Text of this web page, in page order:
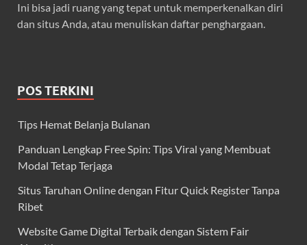
Ini bisa jadi ruang yang tepat untuk memperkenalkan diri
dan situs Anda, atau menuliskan daftar penghargaan.
POS TERKINI
Tips Hemat Belanja Bulanan
Panduan Lengkap Free Spin: Tips Viral yang Membuat
Modal Tetap Terjaga
Situs Taruhan Online dengan Fitur Quick Register Tanpa
Ribet
Website Game Digital Terbaik dengan Sistem Fair